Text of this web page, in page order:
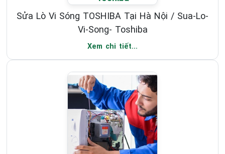
Sửa Lò Vi Sóng TOSHIBA Tại Hà Nội / Sua-Lo-
Vi-Song- Toshiba
Xem chi tiết...